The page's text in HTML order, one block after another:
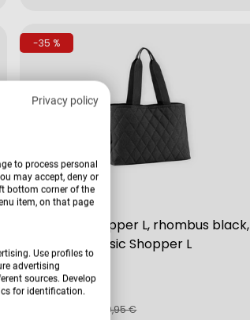
Privacy policy
to process personal
may accept, deny or
bottom corner of the
item, on that page
Use profiles to
advertising
sources. Develop
for identification.
-35 %
Classic Shopper L, rhombus black,
12 Liter Classic Shopper L
Verkäufer:
Reisenthel
Verkaufspreis
Regulärer49,95 €